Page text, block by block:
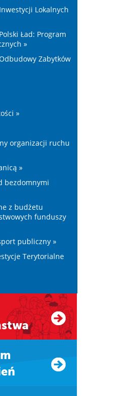
Lokalnych
Ład: Program
»
Zabytków
»
organizacji ruchu
»
bezdomnymi
z budżetu
funduszy
publiczny »
Terytorialne